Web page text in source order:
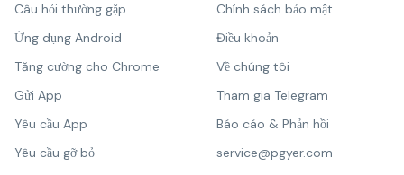
Câu hỏi thường gặp
Ứng dụng Android
Tăng cường cho Chrome
Gửi App
Yêu cầu App
Yêu cầu gỡ bỏ
Chính sách bảo mật
Điều khoản
Về chúng tôi
Tham gia Telegram
Báo cáo & Phản hồi
service@pgyer.com